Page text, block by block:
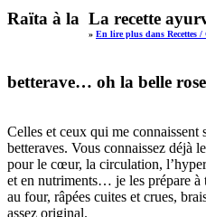
La recette
» En lire plus dans Recettes /
Raïta à la
betterave… oh la belle
Celles et ceux qui me
betteraves. Vous connaissez déjà
pour le cœur, la circulation,
et en nutriments… je les prépare à
au four, râpées cuites et crues,
assez original.